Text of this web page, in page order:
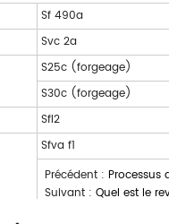
Sf 490a
Svc 2a
S25c (forgeage)
S30c (forgeage)
Sfl2
Sfva f1
Précédent :
Suivant :Quel est le